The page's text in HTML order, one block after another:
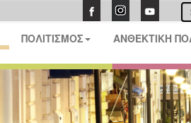
ΠΟΛΙΤΙΣΜΟΣ ΑΝΘΕΚΤΙΚΗ